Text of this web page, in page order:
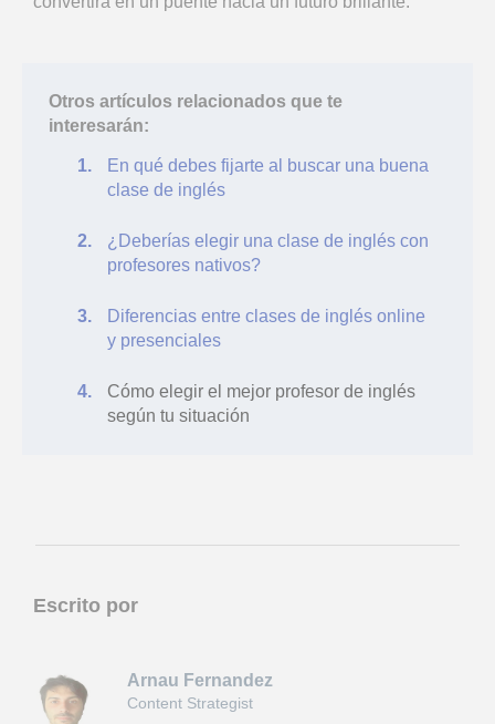
Otros artículos relacionados que te
interesarán:
En qué debes fijarte al buscar una buena
clase de inglés
¿Deberías elegir una clase de inglés con
profesores nativos?
Diferencias entre clases de inglés online
y presenciales
Cómo elegir el mejor profesor de inglés
según tu situación
Escrito por
Arnau Fernandez
Content Strategist